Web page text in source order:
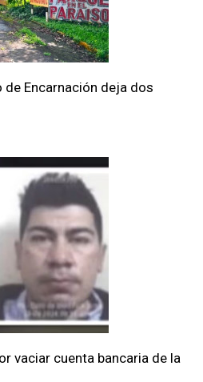
Encarnación deja dos
vaciar cuenta bancaria de la